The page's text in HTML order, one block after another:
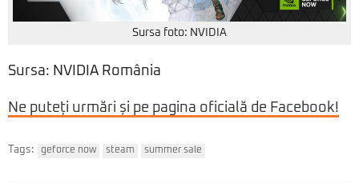
Sursa foto: NVIDIA
Sursa: NVIDIA România
Ne puteți urmări și pe pagina oficială de Facebook!
Tags: geforce now steam summer sale